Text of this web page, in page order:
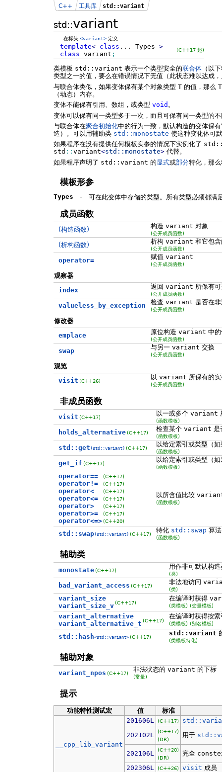
std::variant
C++ 工具库 std::variant
在标头<variant> 定义
template< class ... Types >
class variant ;
(C++17 起)
类模板 std::variant 表示一个类型安全的联合体 （以
类型之一的值，要么在错误情况下无值（此状态难以达成
与联合体类似，如果变体保有某个对象类型 T 的值，那么 T
（动态）内存。
变体不能保有引用、数组，或类型 void 。
变体可以保有同一类型多于一次，而且可保有同一类型的
与联合体在聚合初始化中的行为一致，默认构造的变体保
造）。可以用辅助类 std::monostate 使这种变化体可
如果程序在没有提供任何模板实参的情况下实例化了
std :: variant<std:: monostate> 代替。
如果程序声明了 std::variant 的显式或部分特化，那
模板形参
Types - 可在此变体中存储的类型。所有类型必须都满
成员函数
(构造函数) 构造 variant 对象
(公开成员函数)
(析构函数) 析构 variant 和它包
(公开成员函数)
operator= 赋值 variant
(公开成员函数)
观察器
index
返回 variant 所保有
(公开成员函数)
valueless_by_exception 检查 variant 是否在
(公开成员函数)
修改器
emplace
原位构造 variant 中
(公开成员函数)
swap 与另一 variant 交换
(公开成员函数)
观览
visit (C++26) 以 variant 所保有的
(公开成员函数)
非成员函数
visit (C++17) 以一或多个 variant
(函数模板)
holds_alternative (C++17) 检查某个 variant 是
(函数模板)
std::get (std::variant) (C++17) 以给定索引或类型（
(函数模板)
get_if (C++17) 以给定索引或类型（
(函数模板)
operator==
operator!=
operator<
operator<=
operator>
operator>=
operator<=>
(C++17)
(C++17)
(C++17)
(C++17)
(C++17)
(C++17)
(C++20)
以所含值比较
(函数模板)
std::swap(std::variant) (C++17) 特化 std::swap 算法
(函数模板)
辅助类
monostate (C++17) 用作非可默认构
(类)
bad_variant_access (C++17) 非法地访问
(类)
variant_size
variant_size_v (C++17)
在编译时获得
(类模板) (变量模板)
variant_alternative
variant_alternative_t (C++17)
在编译时获得按
(类模板) (别名模板)
std::hash<std::variant> (C++17) std::variant
(类模板特化)
辅助对象
variant_npos (C++17) 非法状态的 variant 的下标
(常量)
提示
功能特性测试宏 值 标准
__cpp_lib_variant
201606L (C++17)
202102L
(C++17)
(DR)
用于
202106L
(C++20)
(DR)
完全
202306L
(C++26) visit 成员